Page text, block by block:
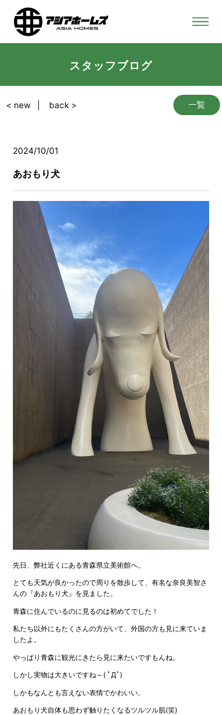
スタッフブログ
一覧
< new back >
2024/10/01
あおもり犬
先日、弊社近くにある青森県立美術館へ。
とても天気が良かったので周りを散歩して、有名な奈良美智さ
んの『あおもり犬』を見ました。
青森に住んでいるのに見るのは初めてでした！
私たち以外にもたくさんの方がいて、外国の方も見に来ていま
したよ。
やっぱり青森に観光にきたら見に来たいですもんね。
しかし実物は大きいですね～( ﾟДﾟ)
しかもなんとも言えない表情でかわいい。
あおもり犬自体も思わず触りたくなるツルツル肌(笑)